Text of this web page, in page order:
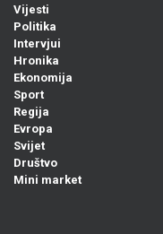
Vijesti
Politika
Intervjui
Hronika
Ekonomija
Sport
Regija
Evropa
Svijet
Društvo
Mini market